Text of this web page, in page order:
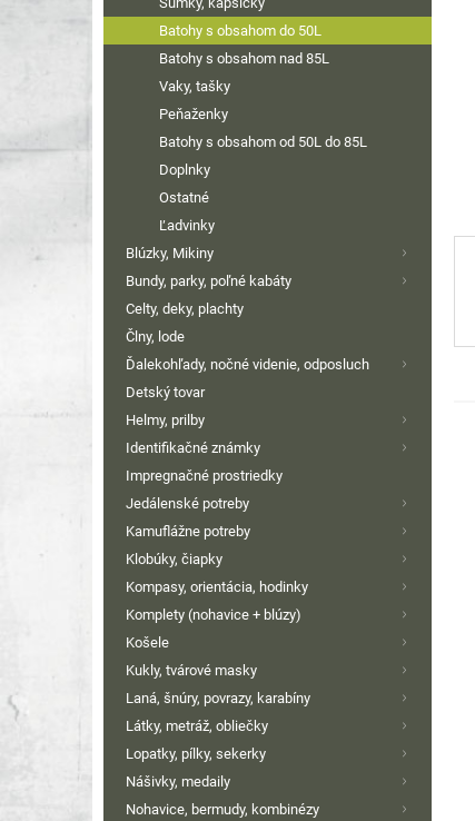
Batohy s obsahom do 50L
Batohy s obsahom nad 85L
Vaky, tašky
Peňaženky
Batohy s obsahom od 50L do 85L
Doplnky
Ostatné
Ľadvinky
Blúzky, Mikiny
Bundy, parky, poľné kabáty
Celty, deky, plachty
Člny, lode
Ďalekohľady, nočné videnie, odposluch
Detský tovar
Helmy, prilby
Identifikačné známky
Impregnačné prostriedky
Jedálenské potreby
Kamuflážne potreby
Klobúky, čiapky
Kompasy, orientácia, hodinky
Komplety (nohavice + blúzy)
Košele
Kukly, tvárové masky
Laná, šnúry, povrazy, karabíny
Látky, metráž, obliečky
Lopatky, pílky, sekerky
Nášivky, medaily
Nohavice, bermudy, kombinézy